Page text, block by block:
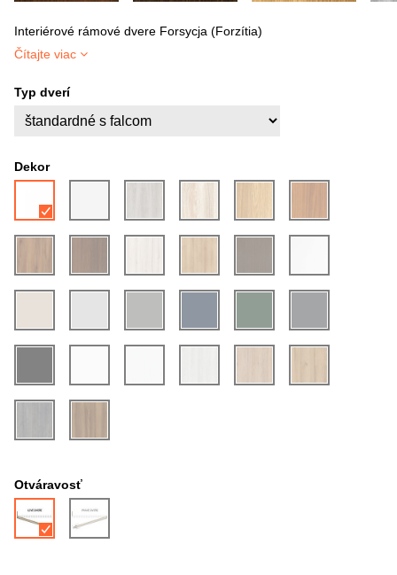
Interiérové rámové dvere Forsycja (Forzítia)
Čítajte viac
Typ dverí
Dekor
Otváravosť